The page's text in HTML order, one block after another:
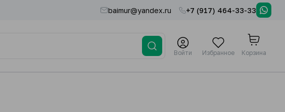
baimur@yandex.ru +7 (917) 464-33-33
Войти Избранное Корзина